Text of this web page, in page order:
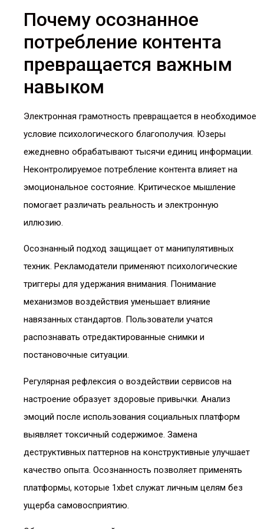
Почему осознанное
потребление контента
превращается важным
навыком
Электронная грамотность превращается в необходимое
условие психологического благополучия. Юзеры
ежедневно обрабатывают тысячи единиц информации.
Неконтролируемое потребление контента влияет на
эмоциональное состояние. Критическое мышление
помогает различать реальность и электронную
иллюзию.
Осознанный подход защищает от манипулятивных
техник. Рекламодатели применяют психологические
триггеры для удержания внимания. Понимание
механизмов воздействия уменьшает влияние
навязанных стандартов. Пользователи учатся
распознавать отредактированные снимки и
постановочные ситуации.
Регулярная рефлексия о воздействии сервисов на
настроение образует здоровые привычки. Анализ
эмоций после использования социальных платформ
выявляет токсичный содержимое. Замена
деструктивных паттернов на конструктивные улучшает
качество опыта. Осознанность позволяет применять
платформы, которые 1xbet служат личным целям без
ущерба самовосприятию.